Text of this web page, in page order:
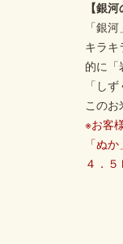
【銀
「銀河
キラキ
的に「
「しず
このお
※お客
「ぬ
４．５